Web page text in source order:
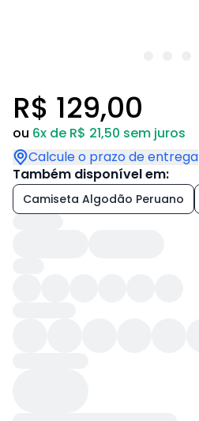
R$ 129,00
ou 6x de R$ 21,50 sem juros
Calcule o prazo de entrega
Também disponível em:
Camiseta Algodão Peruano